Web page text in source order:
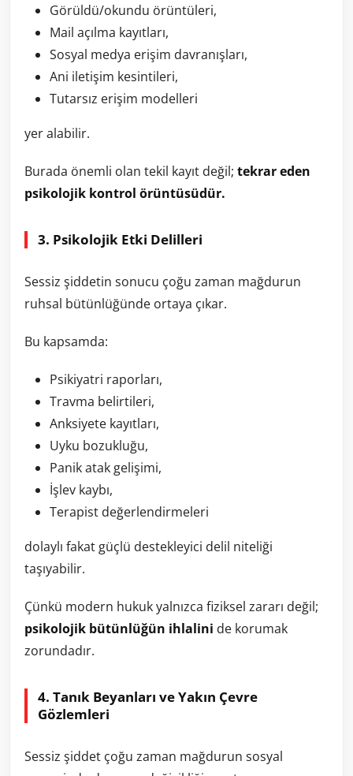
Görüldü/okundu örüntüleri,
Mail açılma kayıtları,
Sosyal medya erişim davranışları,
Ani iletişim kesintileri,
Tutarsız erişim modelleri
yer alabilir.
Burada önemli olan tekil kayıt değil; tekrar eden
psikolojik kontrol örüntüsüdür.
3. Psikolojik Etki Delilleri
Sessiz şiddetin sonucu çoğu zaman mağdurun
ruhsal bütünlüğünde ortaya çıkar.
Bu kapsamda:
Psikiyatri raporları,
Travma belirtileri,
Anksiyete kayıtları,
Uyku bozukluğu,
Panik atak gelişimi,
İşlev kaybı,
Terapist değerlendirmeleri
dolaylı fakat güçlü destekleyici delil niteliği
taşıyabilir.
Çünkü modern hukuk yalnızca fiziksel zararı değil;
psikolojik bütünlüğün ihlalini de korumak
zorundadır.
4. Tanık Beyanları ve Yakın Çevre
Gözlemleri
Sessiz şiddet çoğu zaman mağdurun sosyal